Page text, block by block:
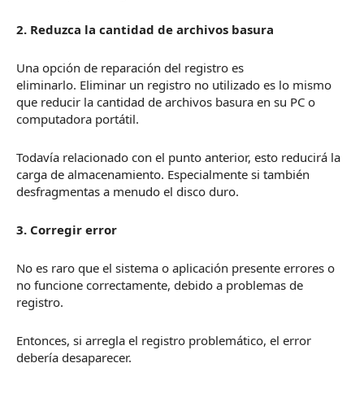
2. Reduzca la cantidad de archivos basura
Una opción de reparación del registro es
eliminarlo. Eliminar un registro no utilizado es lo mismo
que reducir la cantidad de archivos basura en su PC o
computadora portátil.
Todavía relacionado con el punto anterior, esto reducirá la
carga de almacenamiento. Especialmente si también
desfragmentas a menudo el disco duro.
3. Corregir error
No es raro que el sistema o aplicación presente errores o
no funcione correctamente, debido a problemas de
registro.
Entonces, si arregla el registro problemático, el error
debería desaparecer.